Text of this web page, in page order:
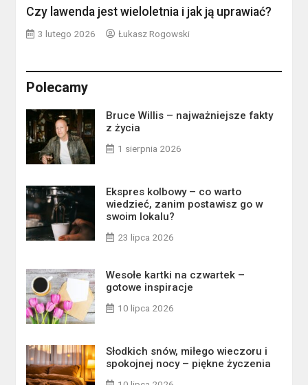
Czy lawenda jest wieloletnia i jak ją uprawiać?
3 lutego 2026 Łukasz Rogowski
Polecamy
Bruce Willis – najważniejsze fakty
z życia
1 sierpnia 2026
Ekspres kolbowy – co warto
wiedzieć, zanim postawisz go w
swoim lokalu?
23 lipca 2026
Wesołe kartki na czwartek –
gotowe inspiracje
10 lipca 2026
Słodkich snów, miłego wieczoru i
spokojnej nocy – piękne życzenia